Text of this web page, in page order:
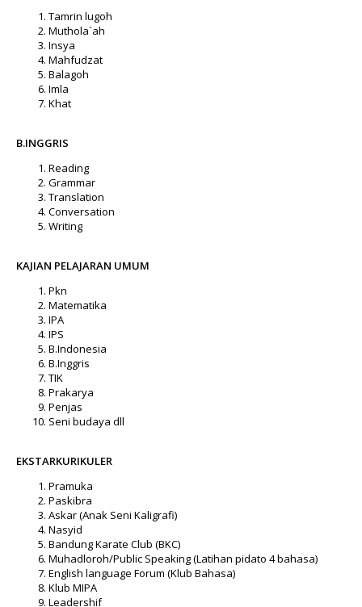
Tamrin lugoh
Muthola`ah
Insya
Mahfudzat
Balagoh
Imla
Khat
B.INGGRIS
Reading
Grammar
Translation
Conversation
Writing
KAJIAN PELAJARAN UMUM
Pkn
Matematika
IPA
IPS
B.Indonesia
B.Inggris
TIK
Prakarya
Penjas
Seni budaya dll
EKSTARKURIKULER
Pramuka
Paskibra
Askar (Anak Seni Kaligrafi)
Nasyid
Bandung Karate Club (BKC)
Muhadloroh/Public Speaking (Latihan pidato 4 bahasa)
English language Forum (Klub Bahasa)
Klub MIPA
Leadershif